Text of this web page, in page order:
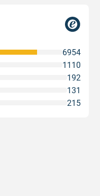
215
131
192
1110
6954